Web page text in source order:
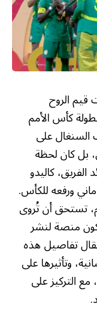
الروح
كأس الأمم
السنغال على
بل كان لحظة
كاليدو
ورفعه للكأس.
تستحق أن تُروى
منصة لنشر
تفاصيل هذه
وتأثيرها على
التركيز على